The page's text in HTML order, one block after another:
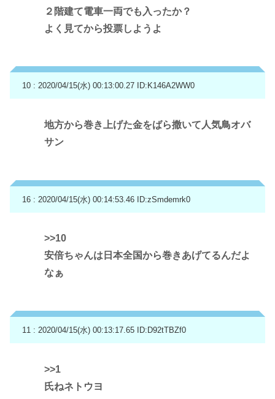
２階建て電車一両でも入ったか？
よく見てから投票しようよ
10 : 2020/04/15(水) 00:13:00.27 ID:K146A2WW0
地方から巻き上げた金をばら撒いて人気鳥オバ
サン
16 : 2020/04/15(水) 00:14:53.46 ID:zSmdemrk0
>>10
安倍ちゃんは日本全国から巻きあげてるんだよ
なぁ
11 : 2020/04/15(水) 00:13:17.65 ID:D92tTBZf0
>>1
氏ねネトウヨ